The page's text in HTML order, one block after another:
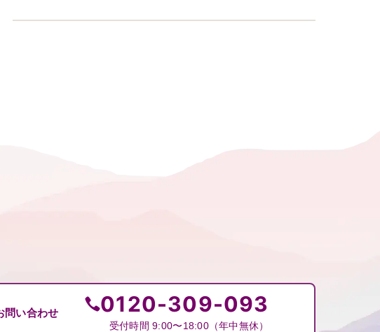
問い合わせ 0120-309-093
受付時間 9:00〜18:00（年中無休）